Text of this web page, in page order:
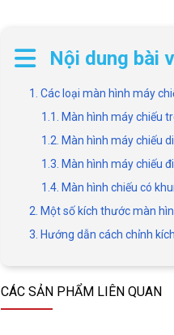
Nội dung bài
1. Các loại màn hình máy
1.1. Màn hình máy chiếu
1.2. Màn hình máy chiếu
1.3. Màn hình máy chiếu
1.4. Màn hình chiếu có
2. Một số kích thước màn
3. Hướng dẫn cách chỉnh
CÁC SẢN PHẨM LIÊN QUAN